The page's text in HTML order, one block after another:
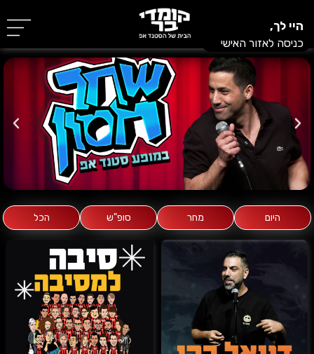
היי לך,
כניסה לאזור האישי
היום מחר סופ"ש הכל